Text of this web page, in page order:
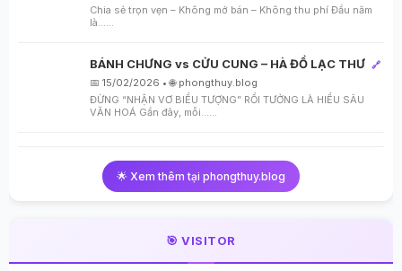
Chia sẻ trọn vẹn – Không mở bán – Không thu phí Đầu năm
là…...
BÁNH CHƯNG vs CỬU CUNG – HÀ ĐỒ LẠC THƯ 🔗
📅 15/02/2026 • 🌐 phongthuy.blog
ĐỪNG “NHẬN VƠ BIỂU TƯỢNG” RỒI TƯỞNG LÀ HIỂU SÂU
VĂN HOÁ Gần đây, mỗi…...
🌟 Xem thêm tại phongthuy.blog
🎯 VISITOR